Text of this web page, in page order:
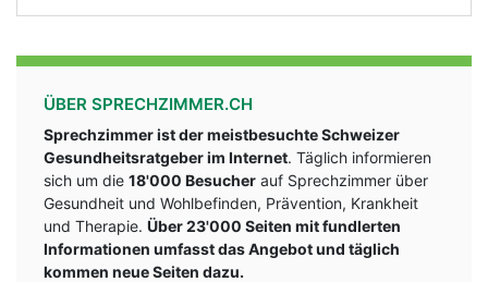
ÜBER SPRECHZIMMER.CH
Sprechzimmer ist der meistbesuchte Schweizer
Gesundheitsratgeber im Internet. Täglich informieren
sich um die 18'000 Besucher auf Sprechzimmer über
Gesundheit und Wohlbefinden, Prävention, Krankheit
und Therapie. Über 23'000 Seiten mit fundlerten
Informationen umfasst das Angebot und täglich
kommen neue Seiten dazu.